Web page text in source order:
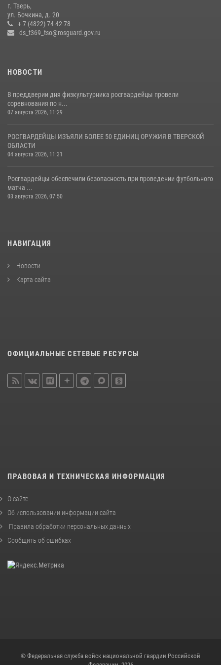
Росгвардейцы оказали помощь водителю на дороге в городе Кашин
22 июля 2026, 08:35
г. Тверь,
ул. Бочкина, д. 20
+ 7 (4822) 74-42-78
ds_t369_tso@rosguard.gov.ru
НОВОСТИ
В преддверии дня физкультурника росгвардейцы провели
соревнования по н...
07 августа 2026, 11:29
РОСГВАРДЕЙЦЫ ИЗЪЯЛИ БОЛЕЕ 50 ЕДИНИЦ ОРУЖИЯ В ТВЕРСКОЙ
ОБЛАСТИ
04 августа 2026, 11:31
Росгвардейцы обеспечили безопасность при проведении футбольного
матча ...
03 августа 2026, 07:50
НАВИГАЦИЯ
Новости
Карта сайта
ОФИЦИАЛЬНЫЕ СЕТЕВЫЕ РЕСУРСЫ
ПРАВОВАЯ И ТЕХНИЧЕСКАЯ ИНФОРМАЦИЯ
О сайте
Об использовании информации сайта
Правила обработки персональных данных
Сообщить об ошибках
© Федеральная служба войск национальной гвардии Российской